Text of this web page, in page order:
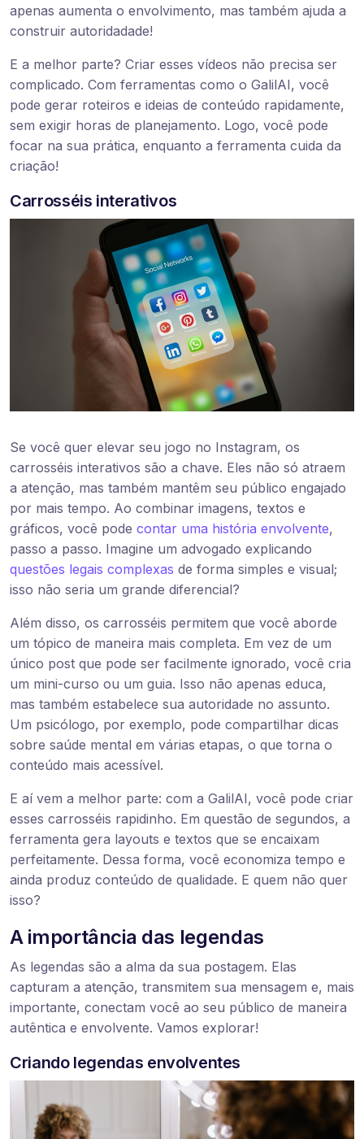
apenas aumenta o envolvimento, mas também ajuda a
construir autoridadade!
E a melhor parte? Criar esses vídeos não precisa ser
complicado. Com ferramentas como o GalilAI, você
pode gerar roteiros e ideias de conteúdo rapidamente,
sem exigir horas de planejamento. Logo, você pode
focar na sua prática, enquanto a ferramenta cuida da
criação!
Carrosséis interativos
Se você quer elevar seu jogo no Instagram, os
carrosséis interativos são a chave. Eles não só atraem
a atenção, mas também mantêm seu público engajado
por mais tempo. Ao combinar imagens, textos e
gráficos, você pode contar uma história envolvente,
passo a passo. Imagine um advogado explicando
questões legais complexas de forma simples e visual;
isso não seria um grande diferencial?
Além disso, os carrosséis permitem que você aborde
um tópico de maneira mais completa. Em vez de um
único post que pode ser facilmente ignorado, você cria
um mini-curso ou um guia. Isso não apenas educa,
mas também estabelece sua autoridade no assunto.
Um psicólogo, por exemplo, pode compartilhar dicas
sobre saúde mental em várias etapas, o que torna o
conteúdo mais acessível.
E aí vem a melhor parte: com a GalilAI, você pode criar
esses carrosséis rapidinho. Em questão de segundos, a
ferramenta gera layouts e textos que se encaixam
perfeitamente. Dessa forma, você economiza tempo e
ainda produz conteúdo de qualidade. E quem não quer
isso?
A importância das legendas
As legendas são a alma da sua postagem. Elas
capturam a atenção, transmitem sua mensagem e, mais
importante, conectam você ao seu público de maneira
autêntica e envolvente. Vamos explorar!
Criando legendas envolventes